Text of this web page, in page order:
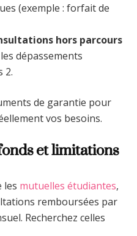
(exemple : forfait de
hors parcours
dépassements
2.
de garantie pour
vos besoins.
et limitations
les mutuelles étudiantes,
remboursées par
Recherchez celles